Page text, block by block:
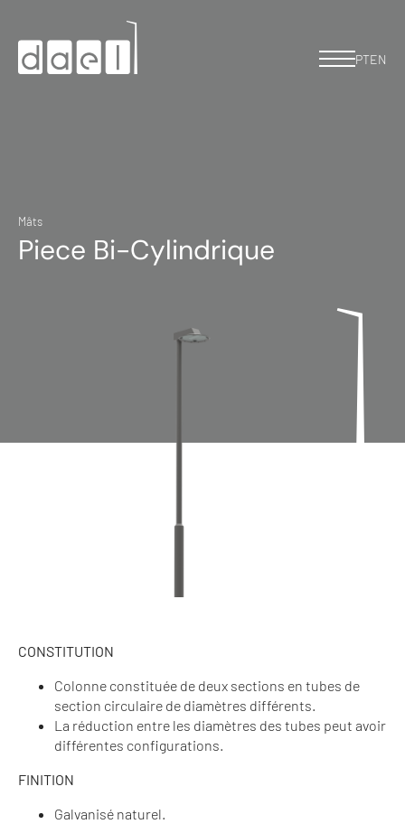
PTEN
Mâts
Piece Bi-Cylindrique
CONSTITUTION
Colonne constituée de deux sections en tubes de
section circulaire de diamètres différents.
La réduction entre les diamètres des tubes peut avoir
différentes configurations.
FINITION
Galvanisé naturel.